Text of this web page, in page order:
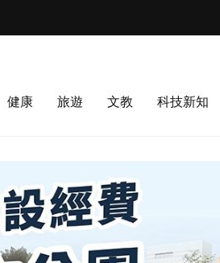
健康 旅遊 文教 科技新知